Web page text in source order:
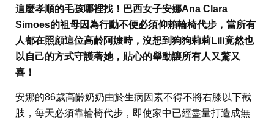
這麼孝順的毛孩哪裡找！巴西女子安娜Ana Clara
Simoes的祖母因為行動不便必須仰賴輪椅代步，當所有
人都在照顧這位高齡阿嬤時，沒想到狗狗莉莉Lili竟然也
以自己的方式守護著她，貼心的舉動讓所有人又驚又
喜！
安娜的86歲高齡奶奶由於生病因素不得不將右膝以下截
肢，每天必須靠輪椅代步，即使家中已經盡量打造成無